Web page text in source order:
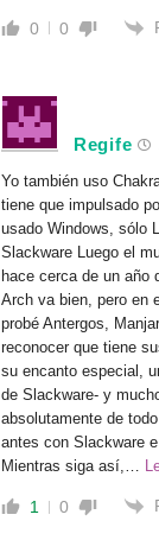
0 0
Regife
Yo también uso
tiene que impulsado
usado Windows, sólo
Slackware Luego el
hace cerca de un año
Arch va bien, pero en
probé Antergos,
reconocer que tiene
su encanto especial,
de Slackware- y
absolutamente de
antes con Slackware
Mientras siga así,
1 0